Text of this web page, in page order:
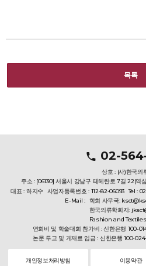
목록
02-
상호 : (사)한국의
주소 : [06130] 서울시 강남구 테헤란로 7길 22(역
대표 : 하지수 사업자등록번호 : 112-82-06093 Tel :
E-Mail : 학회 사무국:
한국의류학회지:
Fashion and
연회비 및 학술대회 참가비 : 신한은행 100-
논문 투고 및 게재료 입금 : 신한은행 100-
개인정보처리방침 이용약관